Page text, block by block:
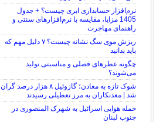
نرم‌افزار حسابداری ابری چیست؟ + جدول
1405 مزایا، مقایسه با نرم‌افزارهای سنتی و
راهنمای مهاجرت
ریزش موی سگ نشانه چیست؟ ۷ دلیل مهم که
باید بدانید
چگونه عطرهای فصلی و مناسبتی تولید
می‌شوند؟
شوک تازه به معادن؛ گازوئیل ۸ هزار درصد گران
شد | معدنکاران به مرز تعطیلی رسیدند
حمله هوایی اسرائیل به شهرک المنصوری در
جنوب لبنان